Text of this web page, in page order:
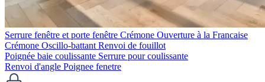
Serrure fenêtre et porte fenêtre Crémone Ouverture à la Francaise
Crémone Oscillo-battant Renvoi de fouillot
Poignée baie coulissante Serrure pour coulissante
Renvoi d'angle Poignee fenetre